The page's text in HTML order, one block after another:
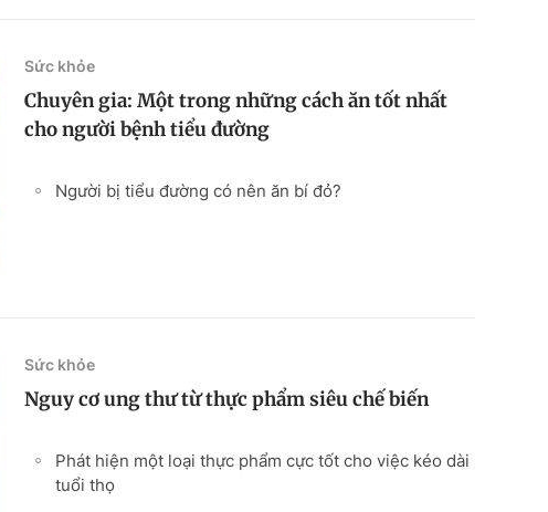
Sức khỏe
Chuyên gia: Một trong những cách ăn tốt nhất
cho người bệnh tiểu đường
Người bị tiểu đường có nên ăn bí đỏ?
Sức khỏe
Nguy cơ ung thư từ thực phẩm siêu chế biến
Phát hiện một loại thực phẩm cực tốt cho việc kéo dài
tuổi thọ